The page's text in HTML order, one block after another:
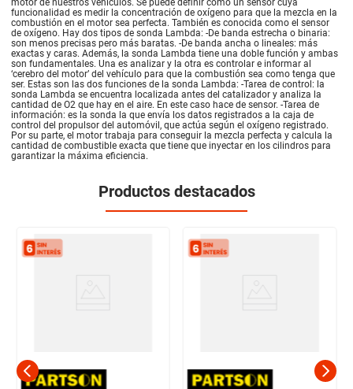
motor de nuestros vehículos. Se puede definir como un sensor cuya
funcionalidad es medir la concentración de oxígeno para que la mezcla en la
combustión en el motor sea perfecta. También es conocida como el sensor
de oxígeno. Hay dos tipos de sonda Lambda: -De banda estrecha o binaria:
son menos precisas pero más baratas. -De banda ancha o lineales: más
exactas y caras. Además, la sonda Lambda tiene una doble función y ambas
son fundamentales. Una es analizar y la otra es controlar e informar al
‘cerebro del motor’ del vehículo para que la combustión sea como tenga que
ser. Estas son las dos funciones de la sonda Lambda: -Tarea de control: la
sonda Lambda se encuentra localizada antes del catalizador y analiza la
cantidad de O2 que hay en el aire. En este caso hace de sensor. -Tarea de
información: es la sonda la que envía los datos registrados a la caja de
control del propulsor del automóvil, que actúa según el oxígeno registrado.
Por su parte, el motor trabaja para conseguir la mezcla perfecta y calcula la
cantidad de combustible exacta que tiene que inyectar en los cilindros para
garantizar la máxima eficiencia.
Productos destacados